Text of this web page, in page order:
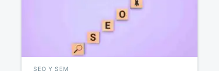
SEO Y SEM